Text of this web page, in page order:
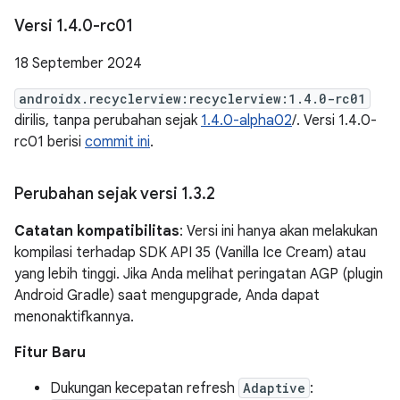
Versi 1.4.0-rc01
18 September 2024
androidx.recyclerview:recyclerview:1.4.0-rc01
dirilis, tanpa perubahan sejak 1.4.0-alpha02/. Versi 1.4.0-
rc01 berisi commit ini.
Perubahan sejak versi 1.3.2
Catatan kompatibilitas: Versi ini hanya akan melakukan
kompilasi terhadap SDK API 35 (Vanilla Ice Cream) atau
yang lebih tinggi. Jika Anda melihat peringatan AGP (plugin
Android Gradle) saat mengupgrade, Anda dapat
menonaktifkannya.
Fitur Baru
Dukungan kecepatan refresh Adaptive :